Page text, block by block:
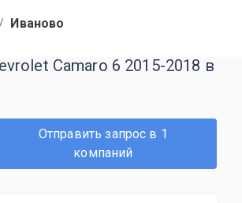
Иваново
Camaro 6 2015-2018 в
Отправить запрос в 1
компаний